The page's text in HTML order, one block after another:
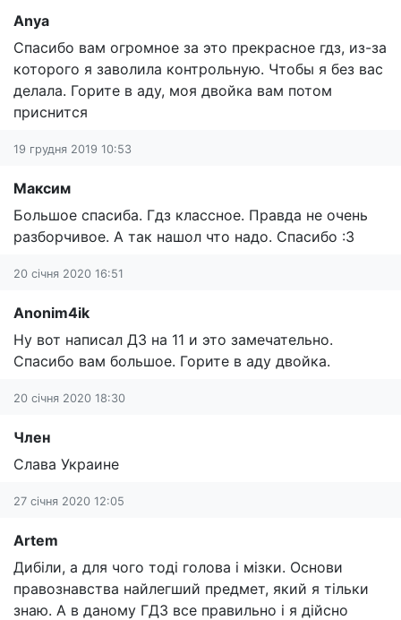
Anya
Спасибо вам огромное за это прекрасное гдз, из-за
которого я заволила контрольную. Чтобы я без вас
делала. Горите в аду, моя двойка вам потом
приснится
19 грудня 2019 10:53
Максим
Большое спасиба. Гдз классное. Правда не очень
разборчивое. А так нашол что надо. Спасибо :3
20 січня 2020 16:51
Anonim4ik
Ну вот написал ДЗ на 11 и это замечательно.
Спасибо вам большое. Горите в аду двойка.
20 січня 2020 18:30
Член
Слава Украине
27 січня 2020 12:05
Artem
Дибіли, а для чого тоді голова і мізки. Основи
правознавства найлегший предмет, який я тільки
знаю. А в даному ГДЗ все правильно і я дійсно